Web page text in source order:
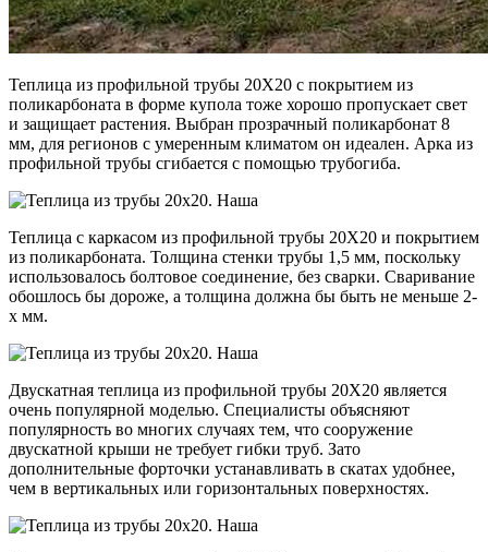
Теплица из профильной трубы 20Х20 с покрытием из
поликарбоната в форме купола тоже хорошо пропускает свет
и защищает растения. Выбран прозрачный поликарбонат 8
мм, для регионов с умеренным климатом он идеален. Арка из
профильной трубы сгибается с помощью трубогиба.
Теплица с каркасом из профильной трубы 20Х20 и покрытием
из поликарбоната. Толщина стенки трубы 1,5 мм, поскольку
использовалось болтовое соединение, без сварки. Сваривание
обошлось бы дороже, а толщина должна бы быть не меньше 2-
х мм.
Двускатная теплица из профильной трубы 20Х20 является
очень популярной моделью. Специалисты объясняют
популярность во многих случаях тем, что сооружение
двускатной крыши не требует гибки труб. Зато
дополнительные форточки устанавливать в скатах удобнее,
чем в вертикальных или горизонтальных поверхностях.